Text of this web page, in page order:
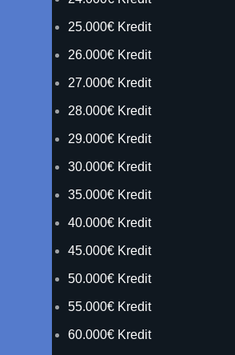
25.000€ Kredit
26.000€ Kredit
27.000€ Kredit
28.000€ Kredit
29.000€ Kredit
30.000€ Kredit
35.000€ Kredit
40.000€ Kredit
45.000€ Kredit
50.000€ Kredit
55.000€ Kredit
60.000€ Kredit